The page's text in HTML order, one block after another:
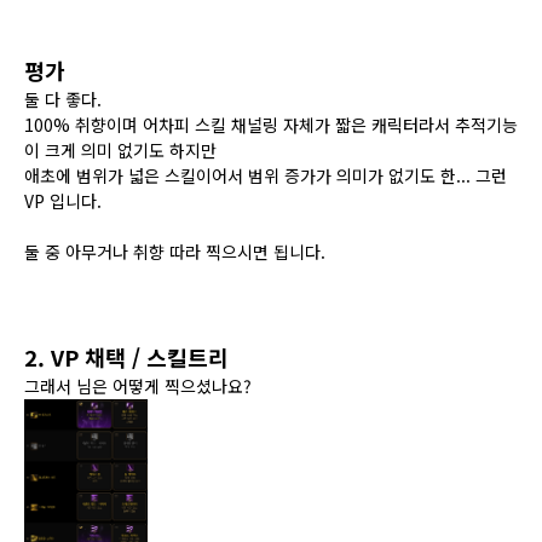
평가
둘 다 좋다.
100% 취향이며 어차피 스킬 채널링 자체가 짧은 캐릭터라서 추적기능
이 크게 의미 없기도 하지만
애초에 범위가 넓은 스킬이어서 범위 증가가 의미가 없기도 한... 그런
VP 입니다.
둘 중 아무거나 취향 따라 찍으시면 됩니다.
2. VP 채택 / 스킬트리
그래서 님은 어떻게 찍으셨나요?